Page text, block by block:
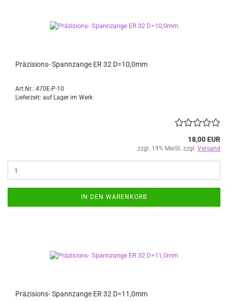
Präzisions- Spannzange ER 32 D=10,0mm
Art.Nr.: 470E-P-10
Lieferzeit: auf Lager im Werk
18,00 EUR
zzgl. 19% MwSt. zzgl. Versand
IN DEN WARENKORB
Präzisions- Spannzange ER 32 D=11,0mm